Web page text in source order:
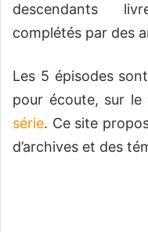
descendants
complétés par des
Les 5 épisodes
pour écoute, sur le
série. Ce site
d’archives et des